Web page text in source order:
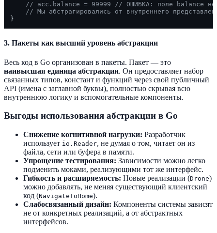
// acc.balance = 99999 // ОШИБКА: поле balance
// Мы абстрагировались от внутреннего
3. Пакеты как высший уровень абстракции
Весь код в Go организован в пакеты. Пакет — это
наивысшая единица абстракции. Он предоставляет набор
связанных типов, констант и функций через свой публичный
API (имена с заглавной буквы), полностью скрывая всю
внутреннюю логику и вспомогательные компоненты.
Выгоды использования абстракции в Go
Снижение когнитивной нагрузки: Разработчик
использует io.Reader, не думая о том, читает он из
файла, сети или буфера в памяти.
Упрощение тестирования: Зависимости можно легко
подменить моками, реализующими тот же интерфейс.
Гибкость и расширяемость: Новые реализации (Drone)
можно добавлять, не меняя существующий клиентский
код (NavigateToHome).
Слабосвязанный дизайн: Компоненты системы зависят
не от конкретных реализаций, а от абстрактных
интерфейсов.